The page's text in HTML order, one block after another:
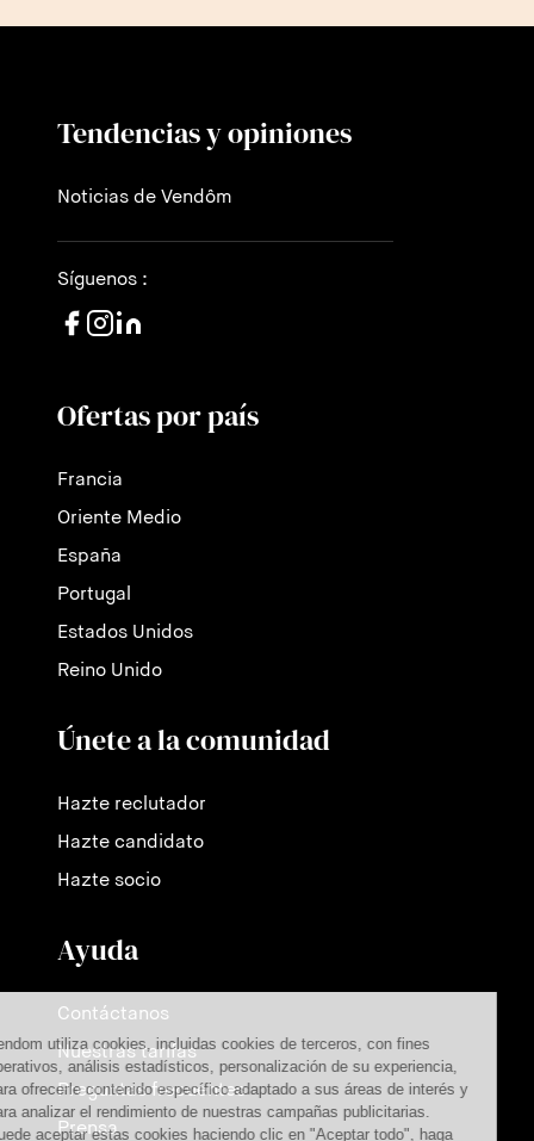
Tendencias y opiniones
Noticias de Vendôm
Síguenos :
Ofertas por país
Francia
Oriente Medio
España
Portugal
Estados Unidos
Reino Unido
Únete a la comunidad
Hazte reclutador
Hazte candidato
Hazte socio
Ayuda
Contáctanos
Nuestras tarifas
Preguntas frecuentes
Prensa